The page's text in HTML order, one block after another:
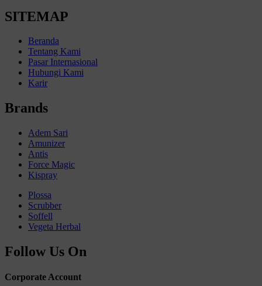
SITEMAP
Beranda
Tentang Kami
Pasar Internasional
Hubungi Kami
Karir
Brands
Adem Sari
Amunizer
Antis
Force Magic
Kispray
Plossa
Scrubber
Soffell
Vegeta Herbal
Follow Us On
Corporate Account